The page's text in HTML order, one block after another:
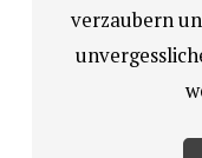
verzaubern